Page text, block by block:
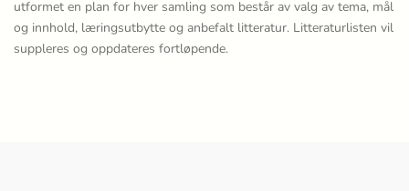
utformet en plan for hver samling som består av valg av tema, mål
og innhold, læringsutbytte og anbefalt litteratur. Litteraturlisten vil
suppleres og oppdateres fortløpende.